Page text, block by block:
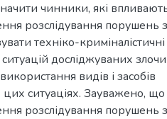
чинники, які
розслідування порушень
техніко-
досліджуваних
видів і засобів
цих ситуаціях. Зауважено,
розслідування порушень